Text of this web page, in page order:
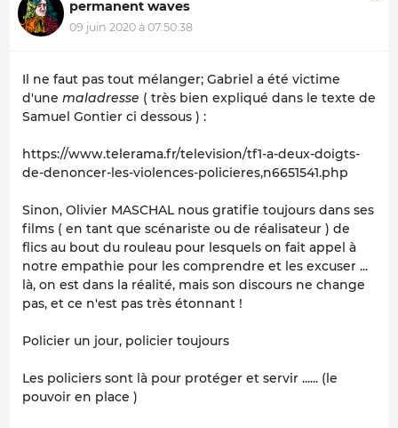
permanent waves
09 juin 2020 à 07:50:38
Il ne faut pas tout mélanger; Gabriel a été victime
d'une maladresse ( très bien expliqué dans le texte de
Samuel Gontier ci dessous ) :
https://www.telerama.fr/television/tf1-a-deux-doigts-
de-denoncer-les-violences-policieres,n6651541.php
Sinon, Olivier MASCHAL nous gratifie toujours dans ses
films ( en tant que scénariste ou de réalisateur ) de
flics au bout du rouleau pour lesquels on fait appel à
notre empathie pour les comprendre et les excuser ...
là, on est dans la réalité, mais son discours ne change
pas, et ce n'est pas très étonnant !
Policier un jour, policier toujours
Les policiers sont là pour protéger et servir ...... (le
pouvoir en place )